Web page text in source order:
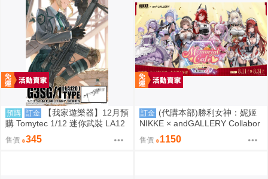
預購 訂金
【我家遊樂器】12月預
購 Tomytec 1/12 迷你武裝 LA12
0 G3SG/1 TYPE
售價 345
訂金 (代購本部)勝利女神：妮姬
NIKKE × andGALLERY Collabor
ation Café season4 期間數量限
定合作物販 8.27結單
售價 1150